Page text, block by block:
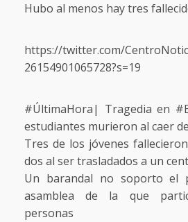
Hubo al menos hay tres
https://twitter.com/
26154901065728?s=19
#ÚltimaHora| Tragedia en
estudiantes murieron al caer
Tres de los jóvenes
dos al ser trasladados a un
Un barandal no soporto el
asamblea de la que
personas